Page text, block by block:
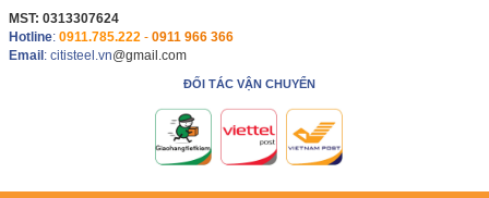
MST: 0313307624
Hotline: 0911.785.222 - 0911 966 366
Email: citisteel.vn@gmail.com
ĐỐI TÁC VẬN CHUYỂN